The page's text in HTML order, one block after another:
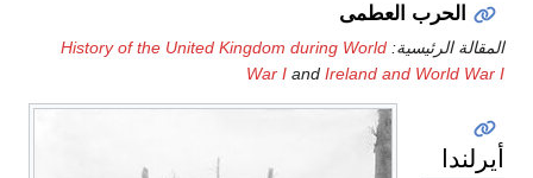
الحرب العطمى
المقالة الرئيسية: History of the United Kingdom during World
War I and Ireland and World War I
أيرلندا